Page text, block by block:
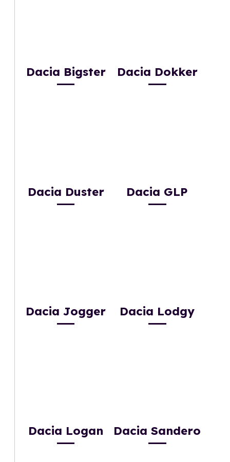
Dacia Bigster Dacia Dokker
Dacia Duster Dacia GLP
Dacia Jogger Dacia Lodgy
Dacia Logan Dacia Sandero